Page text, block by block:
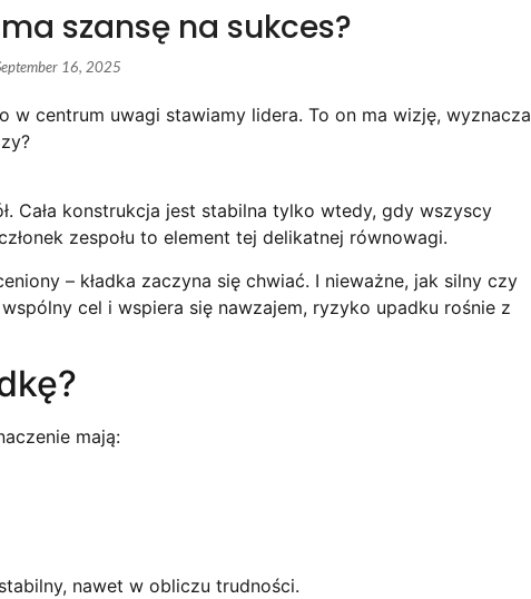
szansę na sukces?
16, 2025
centrum uwagi stawiamy lidera. To on ma wizję, wyznacza
Cała konstrukcja jest stabilna tylko wtedy, gdy wszyscy
zespołu to element tej delikatnej równowagi.
– kładka zaczyna się chwiać. I nieważne, jak silny czy
cel i wspiera się nawzajem, ryzyko upadku rośnie z
mają:
nawet w obliczu trudności.